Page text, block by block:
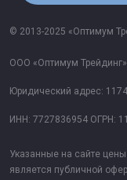
© 2013-2025 «Оптимум
ООО «Оптимум Трейдинг»
Юридический адрес:
ИНН: 7727836954 ОГРН:
Указанные на сайте
является публичной